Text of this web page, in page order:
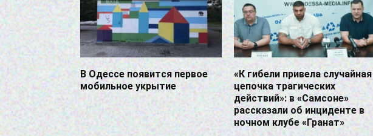
В Одессе появится первое
мобильное укрытие
«К гибели привела случайная
цепочка трагических
действий»: в «Самсоне»
рассказали об инциденте в
ночном клубе «Гранат»